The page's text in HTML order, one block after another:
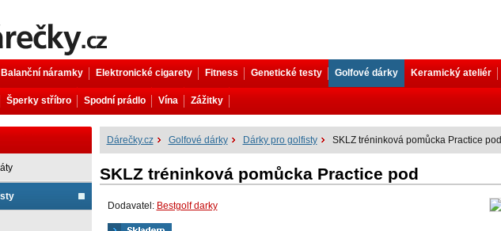
Balanční náramky Elektronické cigarety Fitness Genetické testy Golfové dárky Keramický ateliér
Šperky stříbro Spodní prádlo Vína Zážitky
Dárečky.cz Golfové dárky Dárky pro golfisty SKLZ tréninková pomůcka Practice pod
SKLZ tréninková pomůcka Practice pod
Dodavatel: Bestgolf darky